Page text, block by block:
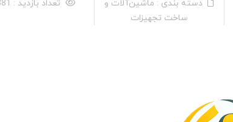
دسته بندی : ماشین‌آلات و
ساخت تجهیزات
تعداد بازدید : 881 نفر